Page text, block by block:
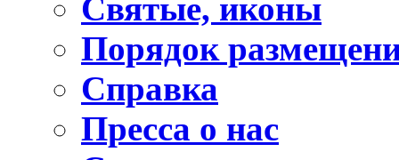
Святые, иконы
Порядок
Справка
Пресса о нас